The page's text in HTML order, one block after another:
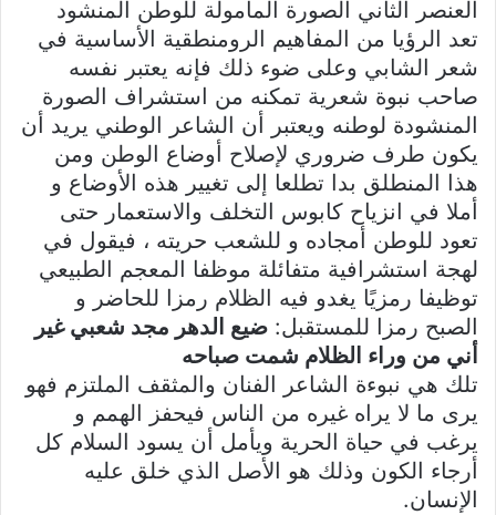
العنصر الثاني الصورة المأمولة للوطن المنشود
تعد الرؤيا من المفاهيم الرومنطقية الأساسية في
شعر الشابي وعلى ضوء ذلك فإنه يعتبر نفسه
صاحب نبوة شعرية تمكنه من استشراف الصورة
المنشودة لوطنه ويعتبر أن الشاعر الوطني يريد أن
يكون طرف ضروري لإصلاح أوضاع الوطن ومن
هذا المنطلق بدا تطلعا إلى تغيير هذه الأوضاع و
أملا في انزياح كابوس التخلف والاستعمار حتى
تعود للوطن أمجاده و للشعب حريته ، فيقول في
لهجة استشرافية متفائلة موظفا المعجم الطبيعي
توظيفا رمزيًا يغدو فيه الظلام رمزا للحاضر و
الصبح رمزا للمستقبل: ضيع الدهر مجد شعبي غير
أني من وراء الظلام شمت صباحه
تلك هي نبوءة الشاعر الفنان والمثقف الملتزم فهو
يرى ما لا يراه غيره من الناس فيحفز الهمم و
يرغب في حياة الحرية ويأمل أن يسود السلام كل
أرجاء الكون وذلك هو الأصل الذي خلق عليه
الإنسان.